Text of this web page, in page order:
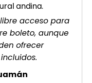
andina.
acceso para
boleto, aunque
ofrecer